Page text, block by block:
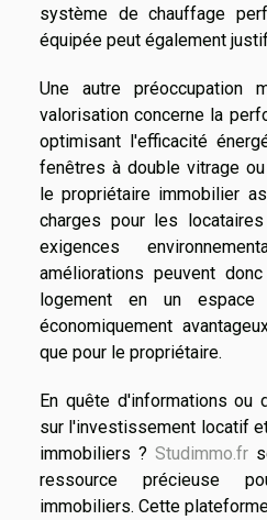
système de chauffage
équipée peut également
Une autre préoccupation
valorisation concerne la
optimisant l'efficacité
fenêtres à double vitrage
le propriétaire immobilier
charges pour les
exigences
améliorations peuvent
logement en un
économiquement
que pour le propriétaire.
En quête d'informations ou
sur l'investissement locatif
immobiliers ? Studimmo.fr
ressource précieuse
immobiliers. Cette